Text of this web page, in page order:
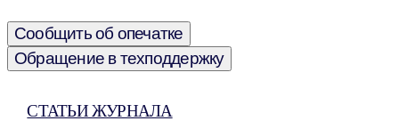
Сообщить об опечатке
Обращение в техподдержку
СТАТЬИ ЖУРНАЛА